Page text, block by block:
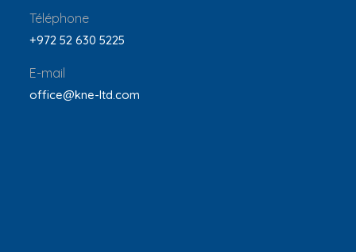
Téléphone
+972 52 630 5225
E-mail
office@kne-ltd.com